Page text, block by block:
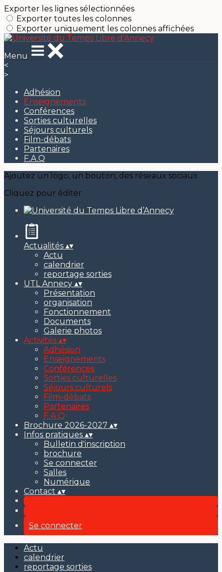
Exporter les lignes sélectionnées
Exporter toutes les colonnes
Exporter uniquement les colonnes affichées
Menu
<
>
Adhésion
Enseignements
Conférences
Sorties culturelles
Séjours culturels
Film-débats
Partenaires
F.A.Q
Ajoutez un logo, un bouton, des réseaux sociaux
Cliquez pour éditer
Actualités ▴▾
Actu
calendrier
reportage sorties
UTL Annecy ▴▾
Présentation
organisation
Fonctionnement
Documents
Galerie photos
Activités ▴▾
Adhésion
Enseignements
Conférences
Sorties culturelles
Séjours culturels
Film-débats
Partenaires
F.A.Q
Brochure 2026-2027 ▴▾
Infos pratiques ▴▾
Bulletin d'inscription
brochure
Se connecter
Salles
Numérique
Contact ▴▾
Se connecter
Actu
calendrier
reportage sorties